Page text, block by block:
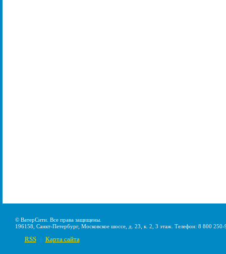
© ВатерСити. Все права защищены.
196158, Санкт-Петербург, Московское шоссе, д. 23, к. 2, 3 этаж. Телефон: 8 800
RSS Карта сайта